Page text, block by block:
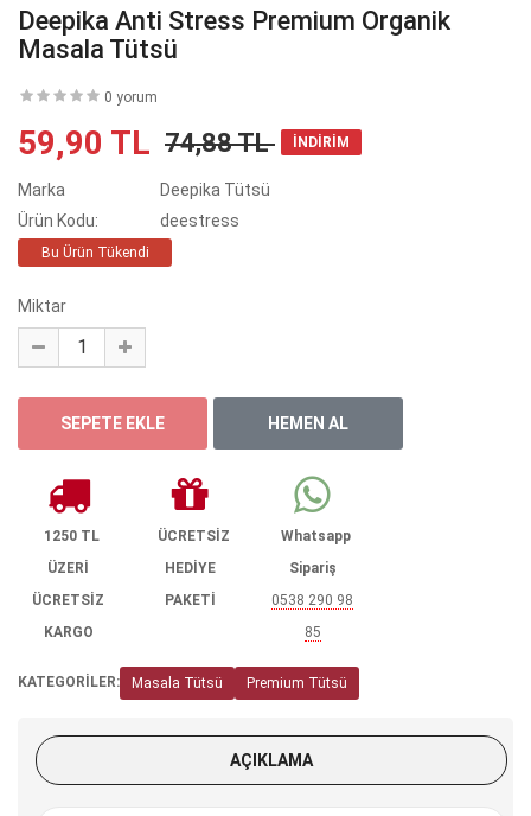
Deepika Anti Stress Premium Organik
Masala Tütsü
0 yorum
59,90 TL 74,88 TL İNDİRİM
Marka
Deepika Tütsü
Ürün Kodu:
deestress
Bu Ürün Tükendi
Miktar
1250 TL
ÜZERİ
ÜCRETSİZ
KARGO
ÜCRETSİZ
HEDİYE
PAKETİ
Whatsapp
Sipariş
0538 290 98
85
KATEGORİLER: Masala Tütsü Premium Tütsü
AÇIKLAMA